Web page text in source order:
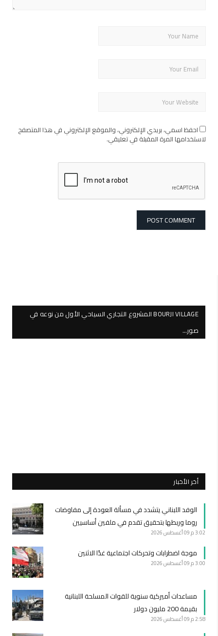
احفظ اسمي، بريدي الإلكتروني، والموقع الإلكتروني في هذا المتصفح
لاستخدامها المرة المقبلة في تعليقي.
BOURJI VILLAGE المشروع التجاري السياحي الأول من نوعه في
صور…
أخر الأخبار
الوفد اللبناني يتشدد في مسألة العودة إلى مفاوضات
روما وربطها بتحقيق تقدم في ملفين أساسيين
3:02 م 09 أغسطس 2026
موجة اضطرابات وتحركات اجتماعية غدًا الاثنين
3:00 م 09 أغسطس 2026
مساعدات أميركية سنوية للقوات المسلحة اللبنانية
بقيمة 200 مليون دولار
2:58 م 09 أغسطس 2026